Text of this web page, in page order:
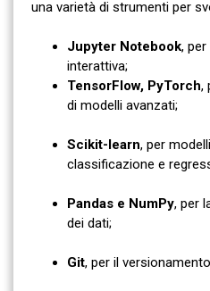
una varietà di strumenti per
Jupyter Notebook,
interattiva;
TensorFlow, PyTorch,
di modelli avanzati;
Scikit-learn, per
classificazione e
Pandas e NumPy, per
dei dati;
Git, per il